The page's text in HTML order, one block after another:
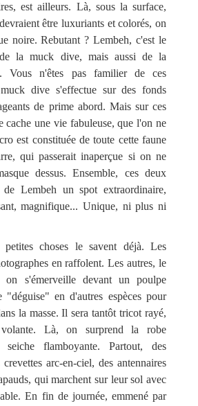
est ailleurs. Là, sous la surface,
être luxuriants et colorés, on
noire. Rebutant ? Lembeh, c'est le
la muck dive, mais aussi de la
Vous n'êtes pas familier de ces
dive s'effectue sur des fonds
de prime abord. Mais sur ces
cache une vie fabuleuse, que l'on ne
est constituée de toute cette faune
qui passerait inaperçue si on ne
dessus. Ensemble, ces deux
de Lembeh un spot extraordinaire,
magnifique... Unique, ni plus ni
petites choses le savent déjà. Les
en raffolent. Les autres, le
on s'émerveille devant un poulpe
"déguise" en d'autres espèces pour
la masse. Il sera tantôt tricot rayé,
volante. Là, on surprend la robe
seiche flamboyante. Partout, des
arc-en-ciel, des antennaires
qui marchent sur leur sol avec
En fin de journée, emmené par